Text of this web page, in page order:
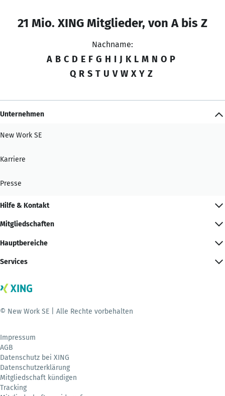
21 Mio. XING Mitglieder, von A bis Z
Nachname:
A B C D E F G H I J K L M N O P
Q R S T U V W X Y Z
Unternehmen
New Work SE
Karriere
Presse
Hilfe & Kontakt
Mitgliedschaften
Hauptbereiche
Services
© New Work SE | Alle Rechte vorbehalten
Impressum
AGB
Datenschutz bei XING
Datenschutzerklärung
Mitgliedschaft kündigen
Tracking